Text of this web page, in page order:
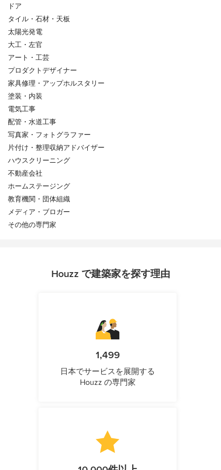
ドア
タイル・石材・天板
太陽光発電
大工・左官
アート・工芸
プロダクトデザイナー
家具修理・アップホルスタリー
塗装・内装
電気工事
配管・水道工事
写真家・フォトグラファー
片付け・整理収納アドバイザー
ハウスクリーニング
不動産会社
ホームステージング
教育機関・団体組織
メディア・ブロガー
その他の専門家
Houzz で建築家を探す理由
1,499
日本でサービスを展開する
Houzz の専門家